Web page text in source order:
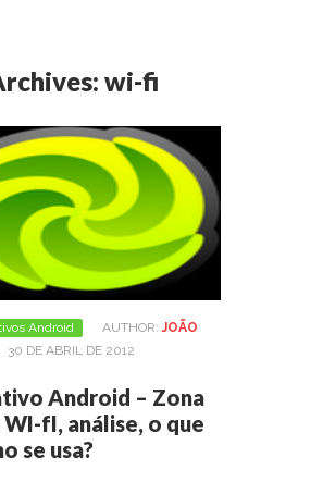
wi-fi
Android AUTHOR: JOÃO
30 DE ABRIL DE 2012
Android – Zona
fI, análise, o que
se usa?